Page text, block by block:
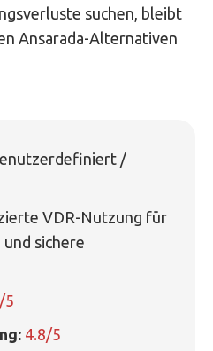
suchen, bleibt
Ansarada-Alternativen
/
VDR-Nutzung für
sichere
5
4.8/5